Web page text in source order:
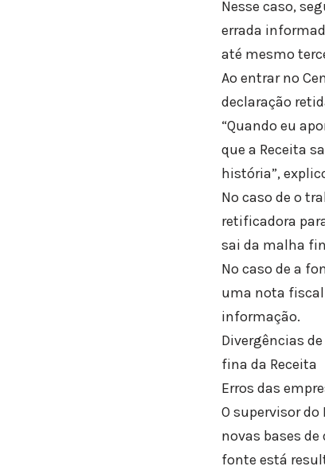
Nesse caso,
errada
até mesmo
Ao entrar no
declaração
“Quando eu
que a Receita
história”,
No caso de o
retificadora
sai da malha
No caso de a
uma nota fiscal
informação.
Divergências
fina da Receita
Erros das
O supervisor
novas bases
fonte está